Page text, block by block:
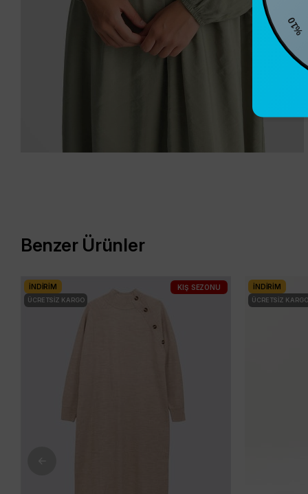
Benzer Ürünler
İNDIRIM
ÜCRETSIZ KARGO
KIŞ SEZONU İNDIRIM
ÜCRETSIZ KARGO
%10